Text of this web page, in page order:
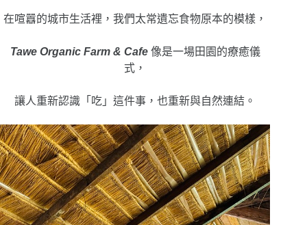
在喧囂的城市生活裡，我們太常遺忘食物原本的模樣，
Tawe Organic Farm & Cafe像是一場田園的療癒儀
式，
讓人重新認識「吃」這件事，也重新與自然連結。